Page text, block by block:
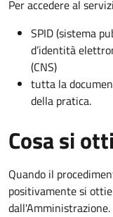
Per accedere al
SPID (sistema
d’identità
(CNS)
tutta la
della pratica.
Cosa si
Quando il
positivamente si
dall'Amministrazione.